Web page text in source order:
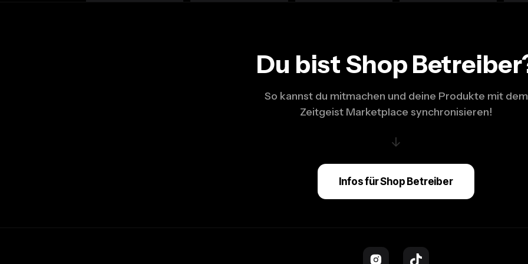
Du bist Shop
So kannst du mitmachen und deine Produkte mit dem
Zeitgeist Marketplace synchronisieren!
↓
Infos für Shop Betreiber